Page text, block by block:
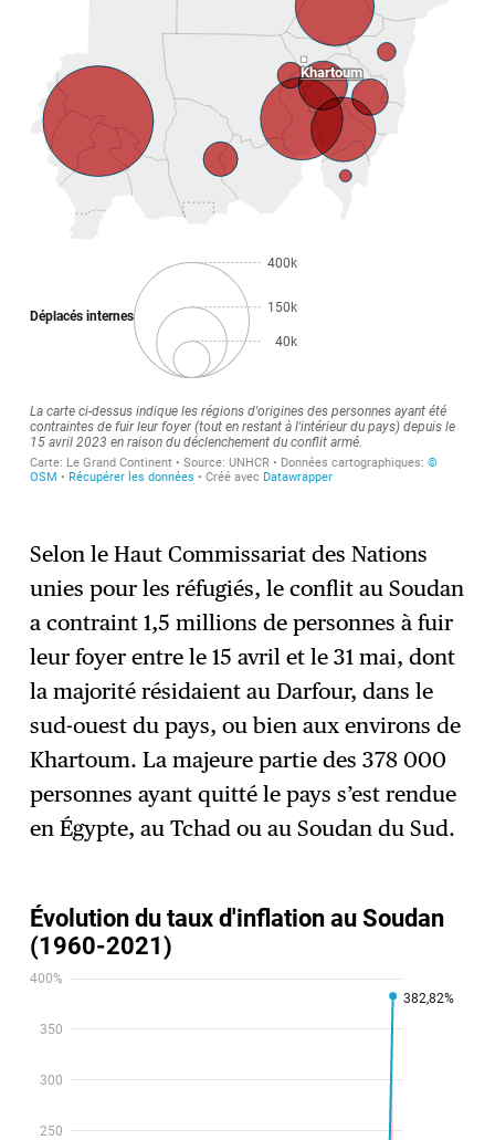
Selon le Haut Commissariat des Nations
unies pour les réfugiés, le conflit au Soudan
a contraint 1,5 millions de personnes à fuir
leur foyer entre le 15 avril et le 31 mai, dont
la majorité résidaient au Darfour, dans le
sud-ouest du pays, ou bien aux environs de
Khartoum. La majeure partie des 378 000
personnes ayant quitté le pays s’est rendue
en Égypte, au Tchad ou au Soudan du Sud.